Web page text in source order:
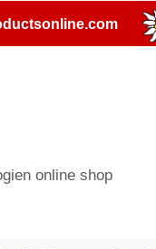
online shop